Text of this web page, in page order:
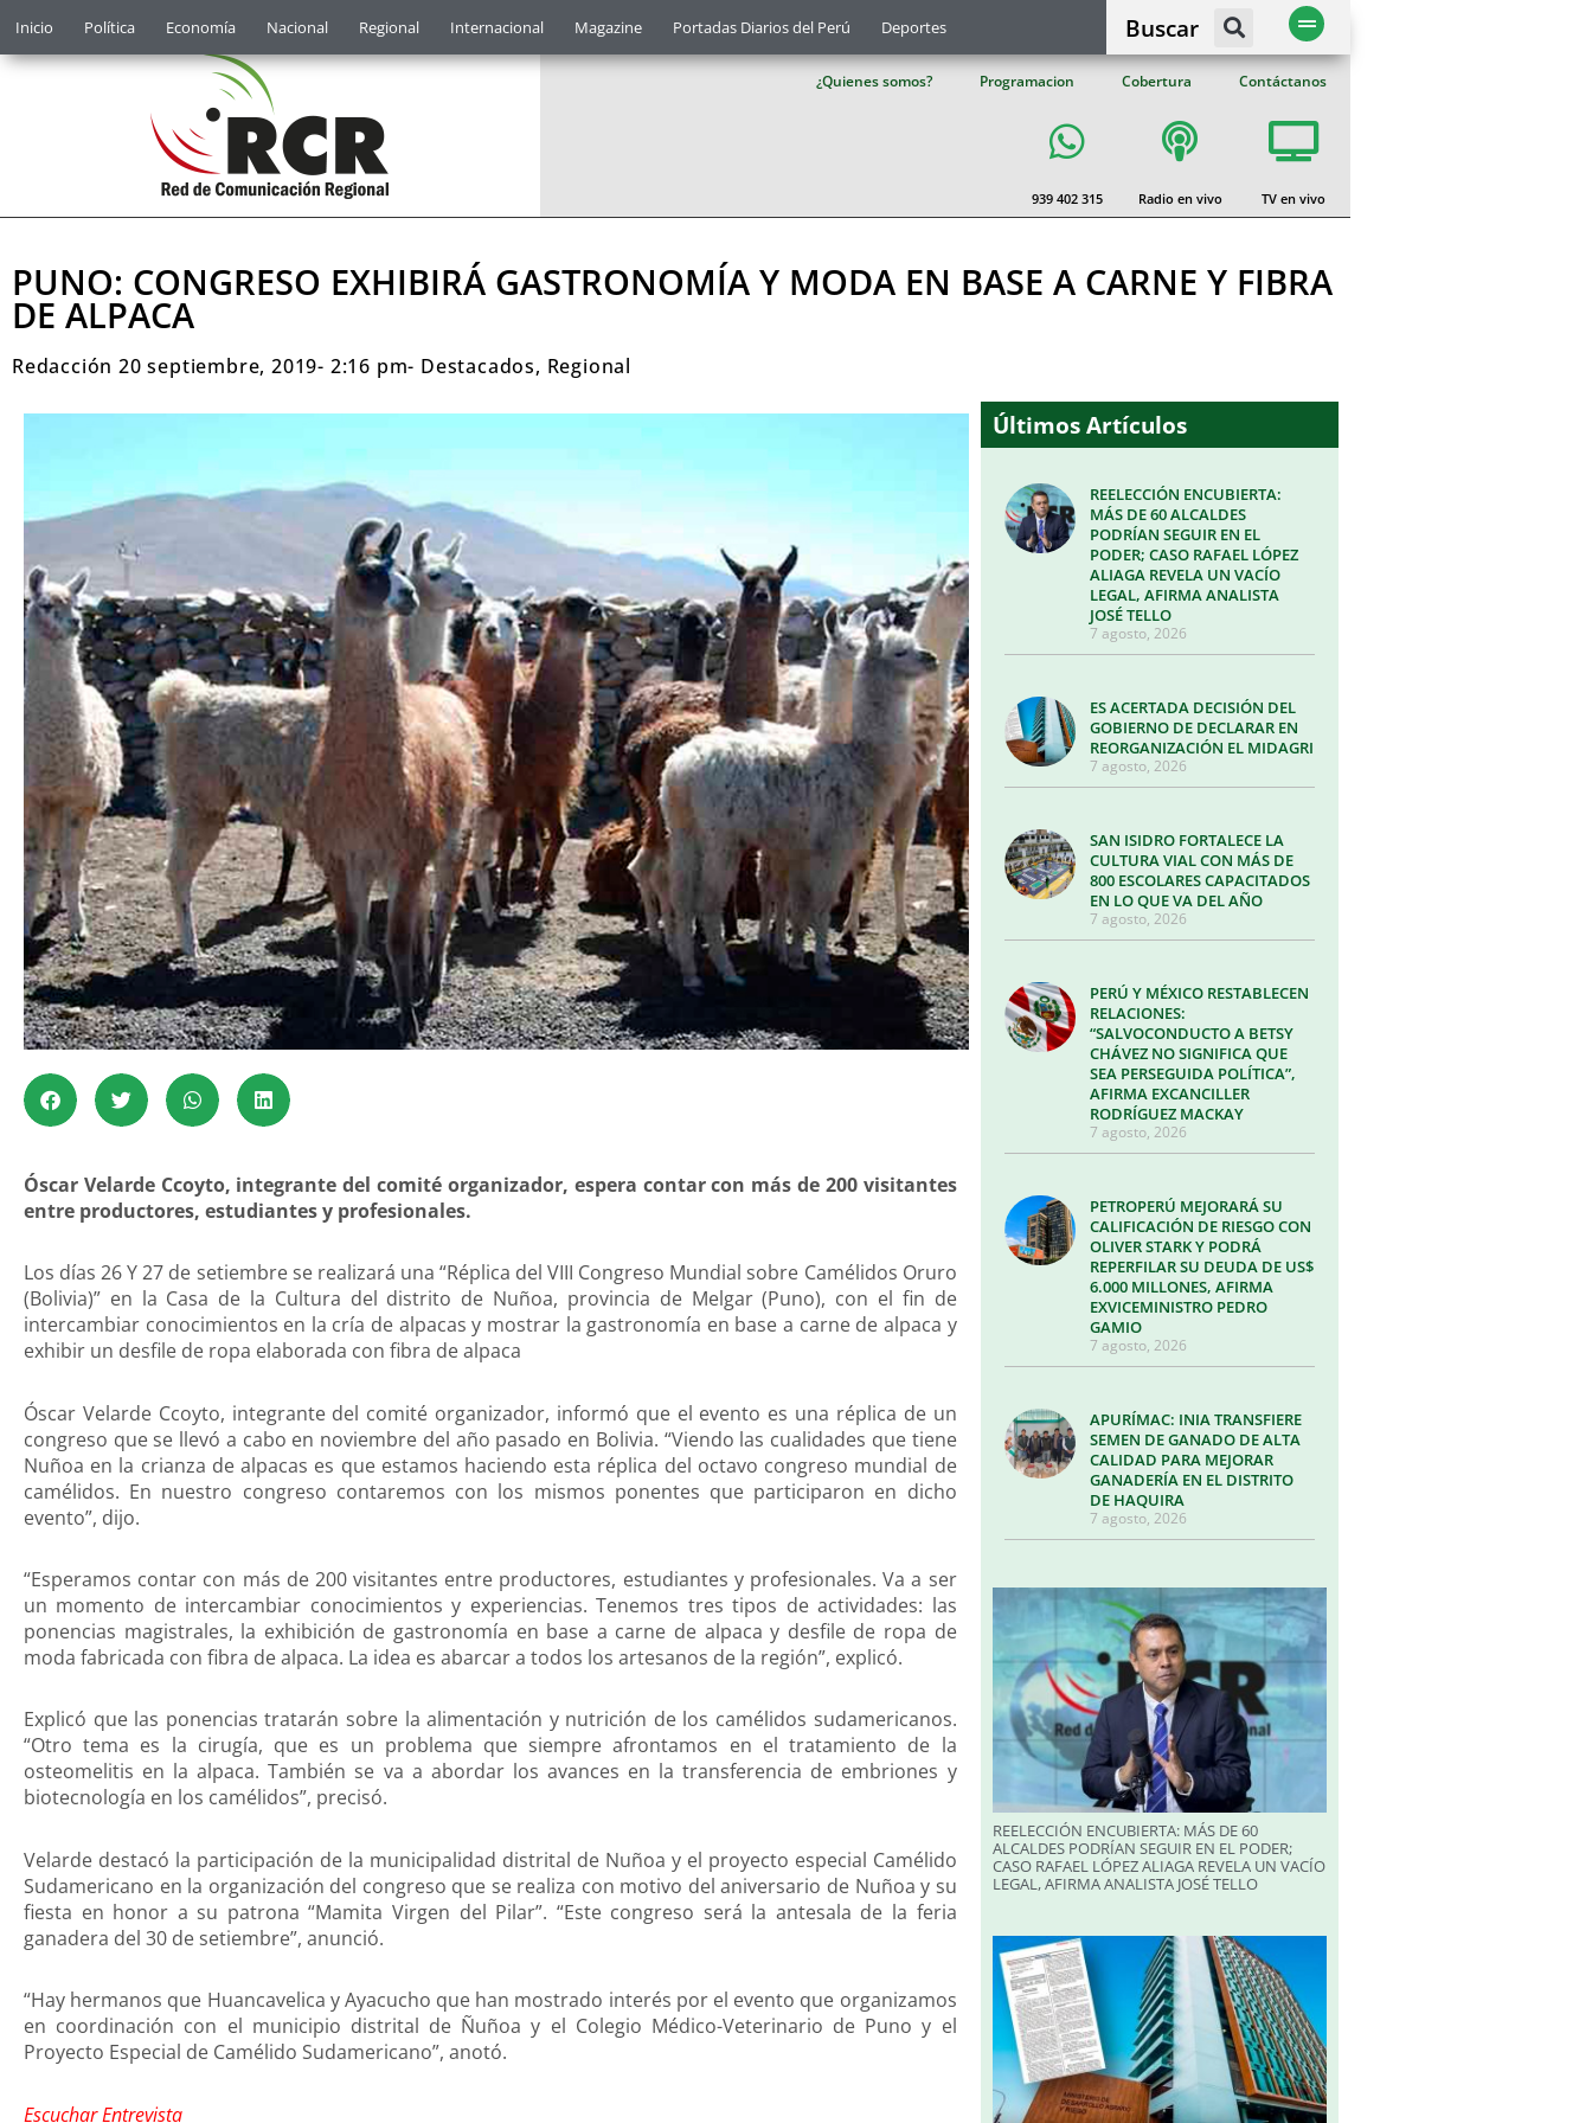
Inicio Política Economía Nacional Regional Internacional Magazine Portadas Diarios del Perú Deportes Buscar
¿Quienes somos? Programacion Cobertura Contáctanos
939 402 315 Radio en vivo TV en vivo
PUNO: CONGRESO EXHIBIRÁ GASTRONOMÍA Y MODA EN BASE A CARNE Y FIBRA
DE ALPACA
Redacción 20 septiembre, 2019- 2:16 pm- Destacados, Regional
Óscar Velarde Ccoyto, integrante del comité organizador, espera contar con más de 200 visitantes
entre productores, estudiantes y profesionales.
Los días 26 Y 27 de setiembre se realizará una “Réplica del VIII Congreso Mundial sobre Camélidos Oruro
(Bolivia)” en la Casa de la Cultura del distrito de Nuñoa, provincia de Melgar (Puno), con el fin de
intercambiar conocimientos en la cría de alpacas y mostrar la gastronomía en base a carne de alpaca y
exhibir un desfile de ropa elaborada con fibra de alpaca
Óscar Velarde Ccoyto, integrante del comité organizador, informó que el evento es una réplica de un
congreso que se llevó a cabo en noviembre del año pasado en Bolivia. “Viendo las cualidades que tiene
Nuñoa en la crianza de alpacas es que estamos haciendo esta réplica del octavo congreso mundial de
camélidos. En nuestro congreso contaremos con los mismos ponentes que participaron en dicho
evento”, dijo.
“Esperamos contar con más de 200 visitantes entre productores, estudiantes y profesionales. Va a ser
un momento de intercambiar conocimientos y experiencias. Tenemos tres tipos de actividades: las
ponencias magistrales, la exhibición de gastronomía en base a carne de alpaca y desfile de ropa de
moda fabricada con fibra de alpaca. La idea es abarcar a todos los artesanos de la región”, explicó.
Explicó que las ponencias tratarán sobre la alimentación y nutrición de los camélidos sudamericanos.
“Otro tema es la cirugía, que es un problema que siempre afrontamos en el tratamiento de la
osteomelitis en la alpaca. También se va a abordar los avances en la transferencia de embriones y
biotecnología en los camélidos”, precisó.
Velarde destacó la participación de la municipalidad distrital de Nuñoa y el proyecto especial Camélido
Sudamericano en la organización del congreso que se realiza con motivo del aniversario de Nuñoa y su
fiesta en honor a su patrona “Mamita Virgen del Pilar”. “Este congreso será la antesala de la feria
ganadera del 30 de setiembre”, anunció.
“Hay hermanos que Huancavelica y Ayacucho que han mostrado interés por el evento que organizamos
en coordinación con el municipio distrital de Ñuñoa y el Colegio Médico-Veterinario de Puno y el
Proyecto Especial de Camélido Sudamericano”, anotó.
Escuchar Entrevista
Últimos Artículos
REELECCIÓN ENCUBIERTA:
MÁS DE 60 ALCALDES
PODRÍAN SEGUIR EN EL
PODER; CASO RAFAEL LÓPEZ
ALIAGA REVELA UN VACÍO
LEGAL, AFIRMA ANALISTA
JOSÉ TELLO
7 agosto, 2026
ES ACERTADA DECISIÓN DEL
GOBIERNO DE DECLARAR EN
REORGANIZACIÓN EL MIDAGRI
7 agosto, 2026
SAN ISIDRO FORTALECE LA
CULTURA VIAL CON MÁS DE
800 ESCOLARES CAPACITADOS
EN LO QUE VA DEL AÑO
7 agosto, 2026
PERÚ Y MÉXICO RESTABLECEN
RELACIONES:
“SALVOCONDUCTO A BETSY
CHÁVEZ NO SIGNIFICA QUE
SEA PERSEGUIDA POLÍTICA”,
AFIRMA EXCANCILLER
RODRÍGUEZ MACKAY
7 agosto, 2026
PETROPERÚ MEJORARÁ SU
CALIFICACIÓN DE RIESGO CON
OLIVER STARK Y PODRÁ
REPERFILAR SU DEUDA DE US$
6.000 MILLONES, AFIRMA
EXVICEMINISTRO PEDRO
GAMIO
7 agosto, 2026
APURÍMAC: INIA TRANSFIERE
SEMEN DE GANADO DE ALTA
CALIDAD PARA MEJORAR
GANADERÍA EN EL DISTRITO
DE HAQUIRA
7 agosto, 2026
REELECCIÓN ENCUBIERTA: MÁS DE 60
ALCALDES PODRÍAN SEGUIR EN EL PODER;
CASO RAFAEL LÓPEZ ALIAGA REVELA UN VACÍO
LEGAL, AFIRMA ANALISTA JOSÉ TELLO